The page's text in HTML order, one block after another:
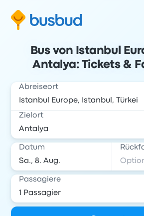
Bus von Istanbul
Antalya: Tickets &
Abreiseort
Zielort
Datum
Passagiere